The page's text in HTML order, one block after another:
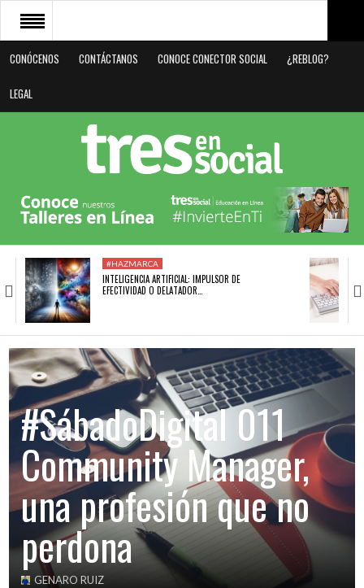
CONÓCENOS CONTÁCTANOS CONOCE CONECTOR SOCIAL ¿REBLOG?
LEGAL
CONOCE CONECTOR SOCIAL
LEGAL
#HAZMARCA
INTELIGENCIA ARTIFICIAL: IMPULSOR DE
EFECTIVIDAD O DELATADOR…
#SábadoDigital 011
Community Manager,
una profesión que no
perdona
GENARO RUIZ